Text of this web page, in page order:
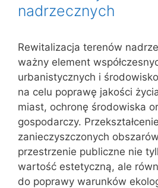
nadrzecznych
Rewitalizacja terenów
ważny element
urbanistycznych i
na celu poprawę jakości
miast, ochronę środowiska
gospodarczy.
zanieczyszczonych
przestrzenie publiczne nie
wartość estetyczną, ale
do poprawy warunków